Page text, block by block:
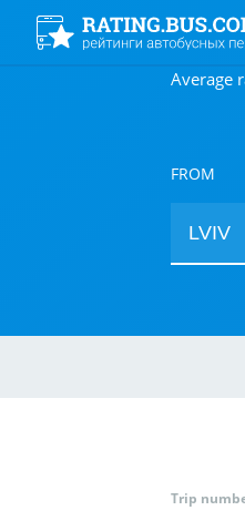
Average
FROM
Trip